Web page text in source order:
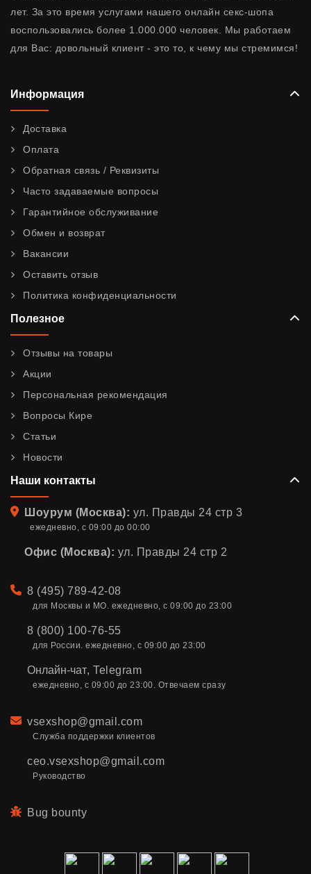
лет. За это время услугами нашего онлайн секс-шопа
воспользовались более 1.000.000 человек. Мы работаем
для Вас: довольный клиент - это то, к чему мы стремимся!
Информация
Доставка
Оплата
Обратная связь / Реквизиты
Часто задаваемые вопросы
Гарантийное обслуживание
Обмен и возврат
Вакансии
Оставить отзыв
Политика конфиденциальности
Полезное
Отзывы на товары
Акции
Персональная рекомендация
Вопросы Кире
Статьи
Новости
Наши контакты
Адрес
Шоурум (Москва): ул. Правды 24 стр 3
ежедневно, с 09:00 до 00:00
Офис (Москва): ул. Правды 24 стр 2
Телефон
8 (495) 789-42-08
для Москвы и МО. ежедневно, с 09:00 до 23:00
8 (800) 100-76-55
для России. ежедневно, с 09:00 до 23:00
Онлайн-чат, Telegram
ежедневно, с 09:00 до 23:00. Отвечаем сразу
Email
vsexshop@gmail.com
Служба поддержки клиентов
ceo.vsexshop@gmail.com
Руководство
Bug bounty